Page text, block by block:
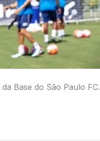
Base do São Paulo FC.